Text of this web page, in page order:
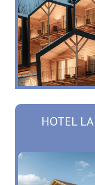
HOTEL